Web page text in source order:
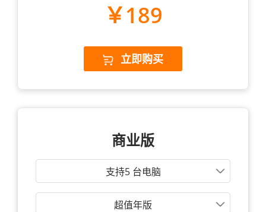
￥189
立即购买
商业版
支持5 台电脑
超值年版